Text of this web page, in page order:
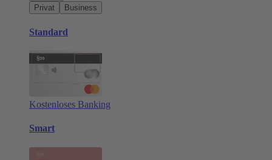
Privat
Business
Standard
Kostenloses Banking
Smart